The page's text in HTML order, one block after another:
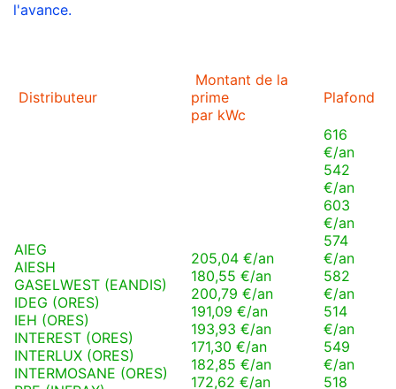
l'avance.
Distributeur
Montant de la
prime
par kWc
Plafond
AIEG
AIESH
GASELWEST (EANDIS)
IDEG (ORES)
IEH (ORES)
INTEREST (ORES)
INTERLUX (ORES)
INTERMOSANE (ORES)
205,04 €/an
180,55 €/an
200,79 €/an
191,09 €/an
193,93 €/an
171,30 €/an
182,85 €/an
172,62 €/an
616
€/an
542
€/an
603
€/an
574
€/an
582
€/an
514
€/an
549
€/an
518